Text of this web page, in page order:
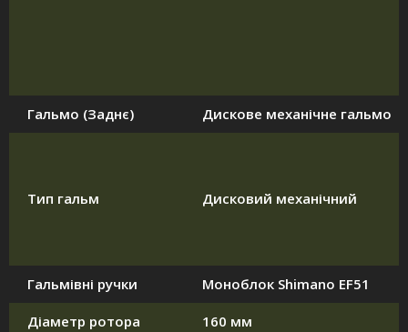
Гальмо (Заднє) Дискове механічне гальмо
Тип гальм Дисковий механічний
Гальмівні ручки Моноблок Shimano EF51
Діаметр ротора 160 мм